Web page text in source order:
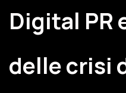
Digital PR
delle crisi